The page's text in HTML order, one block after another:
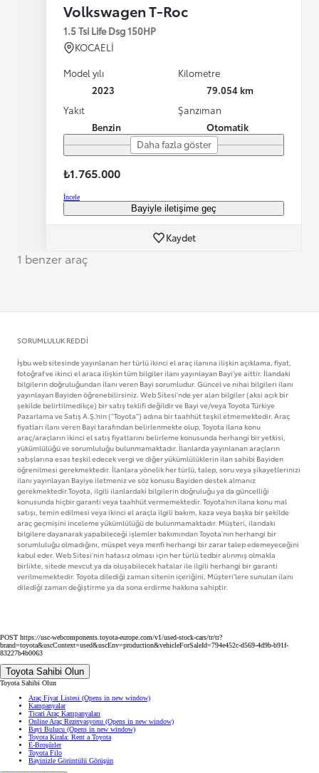
Volkswagen T-Roc
1.5 Tsi Life Dsg 150HP
KOCAELİ
Model yılı
2023
Kilometre
79.054 km
Yakıt
Benzin
Şanzıman
Otomatik
Daha fazla göster
₺1.765.000
İncele
Bayiyle iletişime geç
Kaydet
1 benzer araç
SORUMLULUK REDDI
İşbu web sitesinde yayınlanan her türlü ikinci el araç ilanına ilişkin açıklama, fiyat,
fotoğraf ve ikinci el araca ilişkin tüm bilgiler ilanı yayınlayan Bayi’ye aittir. İlandaki
bilgilerin doğruluğundan ilanı veren Bayi sorumludur. Güncel ve nihai bilgileri ilanı
yayınlayan Bayiden öğrenebilirsiniz. Web Sitesi'nde yer alan bilgiler (aksi açık bir
şekilde belirtilmedikçe) bir satış teklifi değildir ve Bayi ve/veya Toyota Türkiye
Pazarlama ve Satış A.Ş.’nin ("Toyota”) adına bir taahhüt teşkil etmemektedir. Araç
fiyatları ilanı veren Bayi tarafından belirlenmekte olup, Toyota ilana konu
araç/araçların ikinci el satış fiyatlarını belirleme konusunda herhangi bir yetkisi,
yükümlülüğü ve sorumluluğu bulunmamaktadır. İlanlarda yayınlanan araçların
satışlarına esas teşkil edecek vergi ve diğer yükümlülüklerin ilan sahibi Bayiden
öğrenilmesi gerekmektedir. İlanlara yönelik her türlü, talep, soru veya şikayetlerinizi
ilanı yayınlayan Bayiye iletmeniz ve söz konusu Bayiden destek almanız
gerekmektedir.Toyota, ilgili ilanlardaki bilgilerin doğruluğu ya da güncelliği
konusunda hiçbir garanti veya taahhüt vermemektedir. Toyota’nın ilana konu mal
satışı, temin edilmesi veya ikinci el araçla ilgili bakım, kaza veya başka bir şekilde
araç geçmişini inceleme yükümlülüğü de bulunmamaktadır. Müşteri, ilandaki
bilgilere dayanarak yapabileceği işlemler bakımından Toyota'nın herhangi bir
sorumluluğu olmadığını, müspet veya menfi herhangi bir zarar talep edemeyeceğini
kabul eder. Web Sitesi'nin hatasız olması için her türlü tedbir alınmış olmakla
birlikte, sitede mevcut ya da oluşabilecek hatalar ile ilgili herhangi bir garanti
verilmemektedir. Toyota dilediği zaman sitenin içeriğini, Müşteri’lere sunulan ilanı
dilediği zaman değiştirme ya da sona erdirme hakkına sahiptir.
POST https://usc-webcomponents.toyota-europe.com/v1/used-stock-cars/tr/tr?
brand=toyota&uscContext=used&uscEnv=production&vehicleForSaleId=794e452c-d569-4d9b-b91f-
83227b4b0063
Toyota Sahibi Olun
Toyota Sahibi Olun
Araç Fiyat Listesi (Opens in new window)
Kampanyalar
Ticari Araç Kampanyaları
Online Araç Rezervasyonu (Opens in new window)
Bayi Bulucu (Opens in new window)
Toyota Kirala: Rent a Toyota
E-Broşürler
Toyota Filo
Bayinizle Görüntülü Görüşün